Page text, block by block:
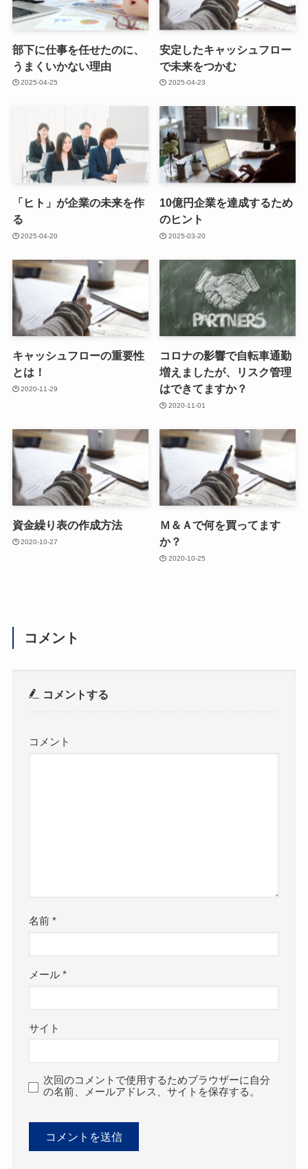
部下に仕事を任せたのに、
うまくいかない理由
2025-04-25
安定したキャッシュフロー
で未来をつかむ
2025-04-23
「ヒト」が企業の未来を作
る
2025-04-20
10億円企業を達成するため
のヒント
2025-03-20
キャッシュフローの重要性
とは！
2020-11-29
コロナの影響で自転車通勤
増えましたが、リスク管理
はできてますか？
2020-11-01
資金繰り表の作成方法
2020-10-27
Ｍ＆Ａで何を買ってます
か？
2020-10-25
コメント
コメントする
コメント
名前*
メール*
サイト
次回のコメントで使用するためブラウザーに自分
の名前、メールアドレス、サイトを保存する。